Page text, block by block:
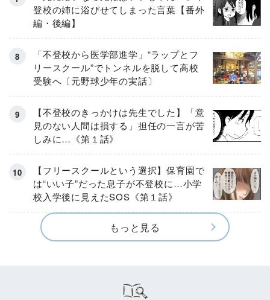
登校の姉に浴びせてしまった言葉【番外
編・後編】
「不登校から医学部進学」“ラップとフ
リースクール”でトンネルを脱して高校
受験へ〔元野球少年の実話〕
【不登校のきっかけは先生でした】「意
見のない人間は損する」担任の一言が苦
しみに…《第１話》
【フリースクールという選択】保育園で
は“いい子”だった息子が不登校に…小学
校入学後に見えたSOS《第１話》
もっと見る